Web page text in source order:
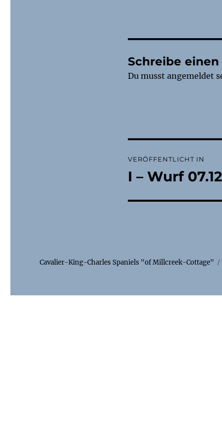
Schreibe
Du musst angemeldet
VERÖFFENTLICHT IN
I – Wurf
Cavalier-King-Charles Spaniels "of Millcreek-Cottage"